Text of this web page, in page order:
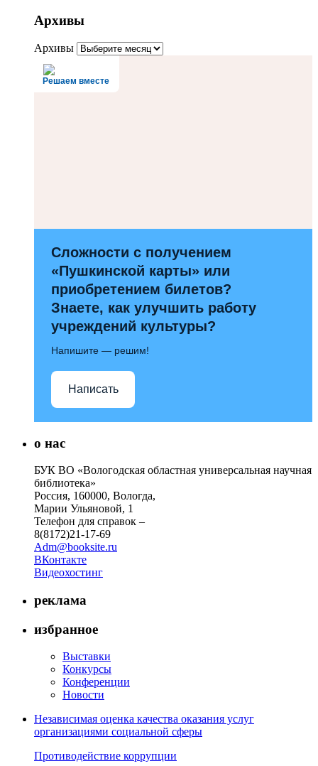
Архивы
Архивы
Решаем вместе
Сложности с получением
«Пушкинской карты» или
приобретением билетов?
Знаете, как улучшить работу
учреждений культуры?
Напишите — решим!
Написать
о нас
БУК ВО «Вологодская областная универсальная научная
библиотека»
Россия, 160000, Вологда,
Марии Ульяновой, 1
Телефон для справок –
8(8172)21-17-69
Adm@booksite.ru
ВКонтакте
Видеохостинг
реклама
избранное
Выставки
Конкурсы
Конференции
Новости
Независимая оценка качества оказания услуг
организациями социальной сферы
Противодействие коррупции